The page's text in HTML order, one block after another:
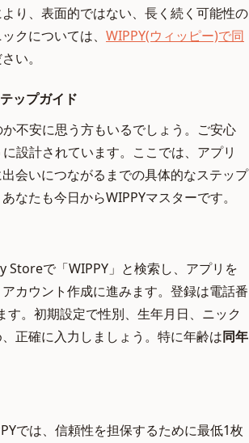
り、表面的ではない、長く続く可能性の
クについては、 WIPPY(ウィッピー)で同
い。
ップガイド
不安に思う方もいるでしょう。ご安心
設計されています。ここでは、アプリ
会いにつながるまでの具体的なステップ
なたも今日からWIPPYマスターです。
で「WIPPY」と検索し、アプリを
カウント作成に進みます。登録は電話番
。初期設定で性別、生年月日、ニック
正確に入力しましょう。特に年齢は同年
では、信頼性を担保するために最低1枚